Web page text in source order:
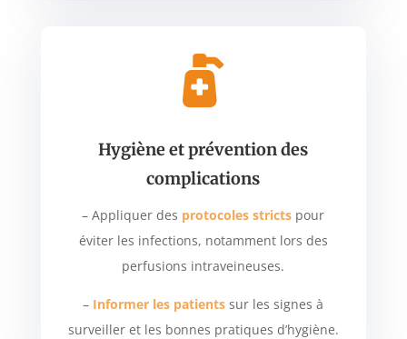

Hygiène et prévention des
complications
– Appliquer des protocoles stricts pour
éviter les infections, notamment lors des
perfusions intraveineuses.
– Informer les patients sur les signes à
surveiller et les bonnes pratiques d’hygiène.